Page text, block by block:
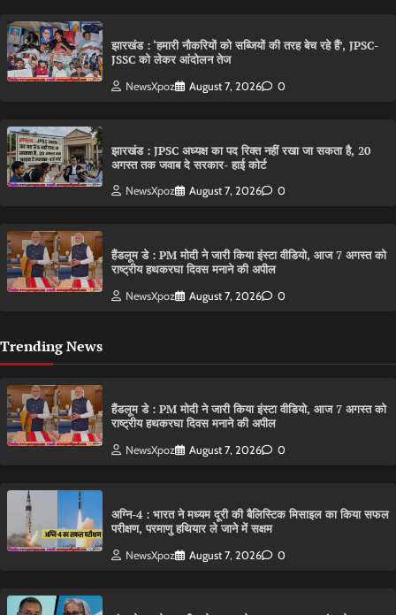
झारखंड : ‘हमारी नौकरियों को सब्जियों की तरह बेच रहे हैं’, JPSC-
JSSC को लेकर आंदोलन तेज
NewsXpoz August 7, 2026 0
झारखंड : JPSC अध्यक्ष का पद रिक्त नहीं रखा जा सकता है, 20
अगस्त तक जवाब दे सरकार- हाई कोर्ट
NewsXpoz August 7, 2026 0
हैंडलूम डे : PM मोदी ने जारी किया इंस्टा वीडियो, आज 7 अगस्त को
राष्ट्रीय हथकरघा दिवस मनाने की अपील
NewsXpoz August 7, 2026 0
Trending News
हैंडलूम डे : PM मोदी ने जारी किया इंस्टा वीडियो, आज 7 अगस्त को
राष्ट्रीय हथकरघा दिवस मनाने की अपील
NewsXpoz August 7, 2026 0
अग्नि-4 : भारत ने मध्यम दूरी की बैलिस्टिक मिसाइल का किया सफल
परीक्षण, परमाणु हथियार ले जाने में सक्षम
NewsXpoz August 7, 2026 0